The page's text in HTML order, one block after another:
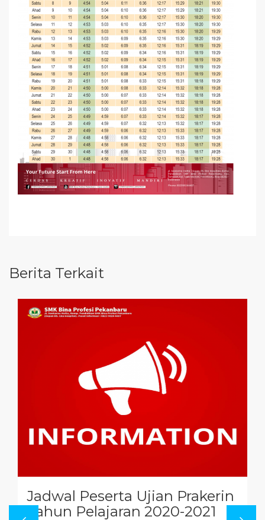
Berita Terkait
Jadwal Peserta Ujian Prakerin
Tahun Pelajaran 2020-2021